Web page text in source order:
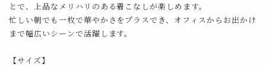
とで、上品なメリハリのある着こなしが楽しめます。
忙しい朝でも一枚で華やかさをプラスでき、オフィスからお出かけ
まで幅広いシーンで活躍します。
【サイズ】